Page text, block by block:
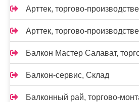
Арттек, торгово-
Арттек, торгово-
Балкон Мастер Салават,
Балкон-сервис, Склад
Балконный рай, торгово-